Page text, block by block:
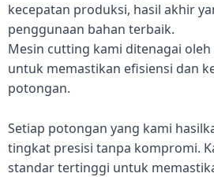
kecepatan produksi, hasil akhir
penggunaan bahan terbaik.
Mesin cutting kami ditenagai
untuk memastikan efisiensi dan
potongan.
Setiap potongan yang kami
tingkat presisi tanpa kompromi.
standar tertinggi untuk